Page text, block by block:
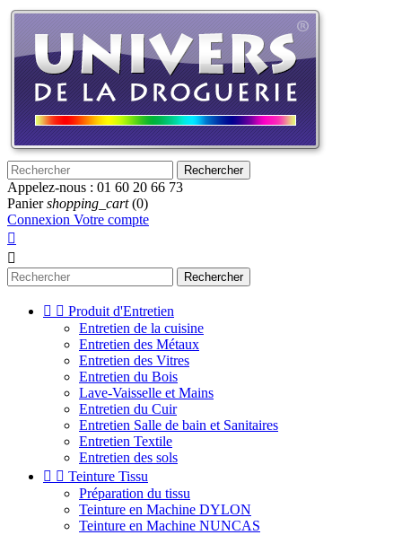
Rechercher
Appelez-nous : 01 60 20 66 73
Panier shopping_cart (0)
Connexion Votre compte


Rechercher
  Produit d'Entretien
Entretien de la cuisine
Entretien des Métaux
Entretien des Vitres
Entretien du Bois
Lave-Vaisselle et Mains
Entretien du Cuir
Entretien Salle de bain et Sanitaires
Entretien Textile
Entretien des sols
  Teinture Tissu
Préparation du tissu
Teinture en Machine DYLON
Teinture en Machine NUNCAS